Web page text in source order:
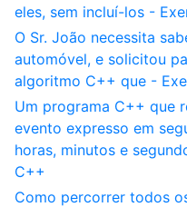
eles, sem incluí-los -
O Sr. João necessita
automóvel, e solicitou
algoritmo C++ que -
Um programa C++ que
evento expresso em
horas, minutos e
C++
Como percorrer todos